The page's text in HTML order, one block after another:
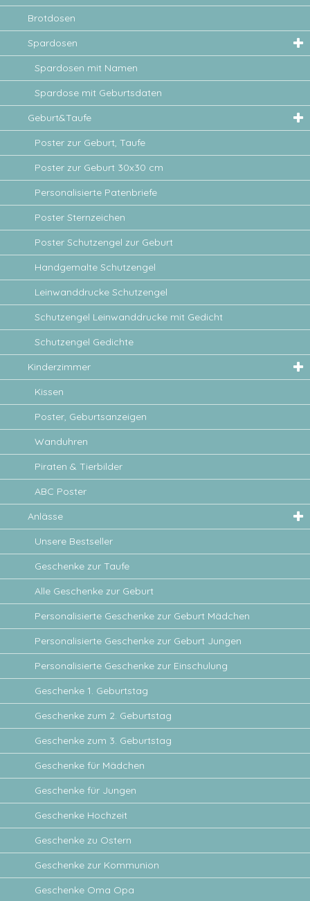
Brotdosen
Spardosen
Spardosen mit Namen
Spardose mit Geburtsdaten
Geburt&Taufe
Poster zur Geburt, Taufe
Poster zur Geburt 30x30 cm
Personalisierte Patenbriefe
Poster Sternzeichen
Poster Schutzengel zur Geburt
Handgemalte Schutzengel
Leinwanddrucke Schutzengel
Schutzengel Leinwanddrucke mit Gedicht
Schutzengel Gedichte
Kinderzimmer
Kissen
Poster, Geburtsanzeigen
Wanduhren
Piraten & Tierbilder
ABC Poster
Anlässe
Unsere Bestseller
Geschenke zur Taufe
Alle Geschenke zur Geburt
Personalisierte Geschenke zur Geburt Mädchen
Personalisierte Geschenke zur Geburt Jungen
Personalisierte Geschenke zur Einschulung
Geschenke 1. Geburtstag
Geschenke zum 2. Geburtstag
Geschenke zum 3. Geburtstag
Geschenke für Mädchen
Geschenke für Jungen
Geschenke Hochzeit
Geschenke zu Ostern
Geschenke zur Kommunion
Geschenke Oma Opa